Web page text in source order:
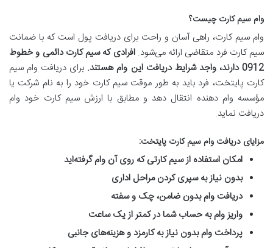
وام سیم کارت چیست؟
وام سیم کارت، راهی آسان و راحت برای دریافت پول است که با ضمانت
سیم کارت فرد متقاضی ارائه می‌شود.افرادی که سیم کارت دائمی و خطوط
0912 دارند، واجد شرایط دریافت این وام هستند
. برای دریافت وام سیم
کارت پایتخت، فرد باید به طور موقت سیم کارت خود را به نام شرکت یا
مؤسسه وام دهنده انتقال دهد و مطابق با ارزش سیم کارت خود وام
دریافت نماید.
مزایای دریافت وام سیم کارت پایتخت:
امکان استفاده از سیم کارتی که روی آن وام گرفته‌اید
بدون نیاز به سپری کردن مراحل اداری
دریافت وام بدون ضامن، چک و سفته
واریز وام به حساب شما در کمتر از یک ساعت
پرداخت وام بدون نیاز به کارمزد و هزینه‌های جانبی